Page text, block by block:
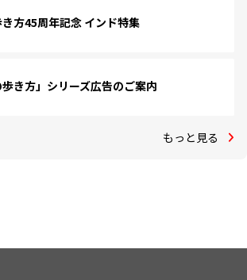
方45周年記念 インド特集
歩き方」シリーズ広告のご案内
もっと見る